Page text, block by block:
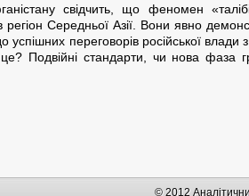
свідчить, що феномен
Середньої Азії. Вони явно
успішних переговорів російської
це? Подвійні стандарти, чи нова
© 2012